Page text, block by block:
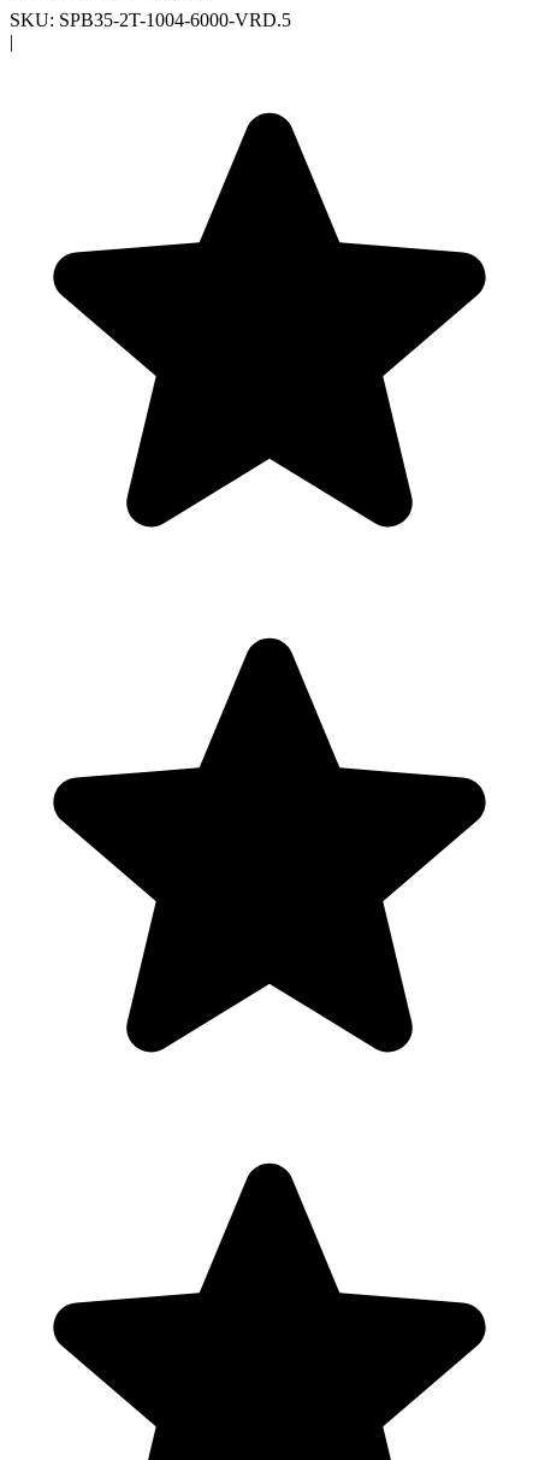
SKU: SPB35-2T-1004-6000-VRD.5
|